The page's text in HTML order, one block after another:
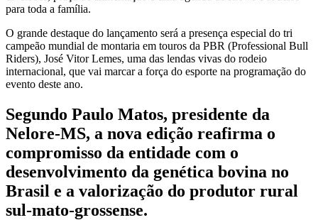
para toda a família.
O grande destaque do lançamento será a presença especial do tri
campeão mundial de montaria em touros da PBR (Professional Bull
Riders), José Vitor Lemes, uma das lendas vivas do rodeio
internacional, que vai marcar a força do esporte na programação do
evento deste ano.
Segundo Paulo Matos, presidente da
Nelore-MS, a nova edição reafirma o
compromisso da entidade com o
desenvolvimento da genética bovina no
Brasil e a valorização do produtor rural
sul-mato-grossense.